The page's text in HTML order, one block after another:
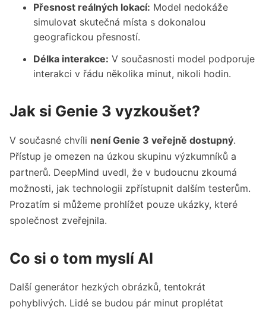
Přesnost reálných lokací: Model nedokáže
simulovat skutečná místa s dokonalou
geografickou přesností.
Délka interakce: V současnosti model podporuje
interakci v řádu několika minut, nikoli hodin.
Jak si Genie 3 vyzkoušet?
V současné chvíli není Genie 3 veřejně dostupný.
Přístup je omezen na úzkou skupinu výzkumníků a
partnerů. DeepMind uvedl, že v budoucnu zkoumá
možnosti, jak technologii zpřístupnit dalším testerům.
Prozatím si můžeme prohlížet pouze ukázky, které
společnost zveřejnila.
Co si o tom myslí AI
Další generátor hezkých obrázků, tentokrát
pohyblivých. Lidé se budou pár minut proplétat